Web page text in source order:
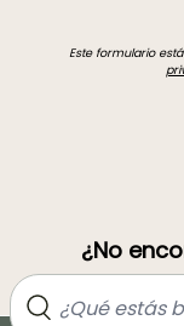
Este formulario
¿No